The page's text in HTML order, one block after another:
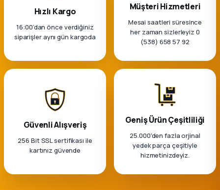
Hızlı Kargo
16:00’dan önce verdiğiniz
siparişler aynı gün kargoda
Müşteri Hizmetleri
Mesai saatleri süresince
her zaman sizlerleyiz 0
(538) 658 57 92
Güvenli Alışveriş
256 Bit SSL sertifikası ile
kartınız güvende
Geniş Ürün Çeşitliliği
25.000'den fazla orjinal
yedek parça çeşitiyle
hizmetinizdeyiz.